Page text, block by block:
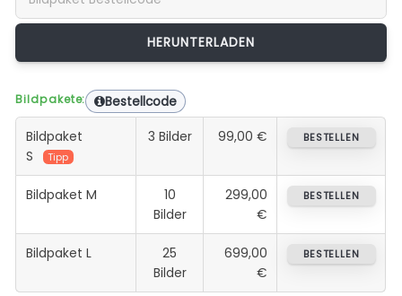
Bildpakete: Bestellcode
Bildpaket
S
Tipp
3 Bilder 99,00 € BESTELLEN
Bildpaket M
10
Bilder
299,00
€
BESTELLEN
Bildpaket L
25
Bilder
699,00
€
BESTELLEN